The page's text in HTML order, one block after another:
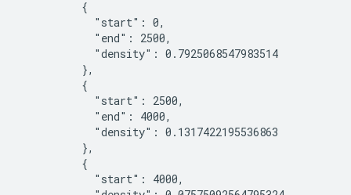
          {
            "start": 0,
            "end": 2500,
            "density": 0.7925068547983514
          },
          {
            "start": 2500,
            "end": 4000,
            "density": 0.1317422195536863
          },
          {
            "start": 4000,